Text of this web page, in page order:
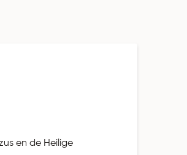
en de Heilige